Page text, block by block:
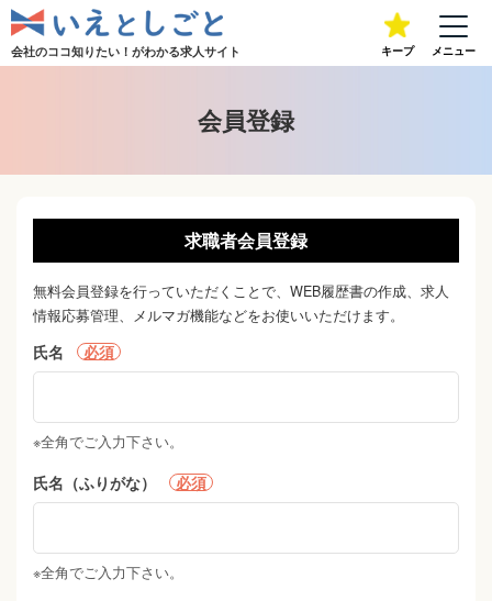
会社のココ知りたい！がわかる求人サイト キープ メニュー
会員登録
求職者会員登録
無料会員登録を行っていただくことで、 WEB履歴書の作成、求人
情報応募管理、メルマガ機能などをお使いいただけます。
氏名 必須
※全角でご入力下さい。
氏名（ふりがな） 必須
※全角でご入力下さい。